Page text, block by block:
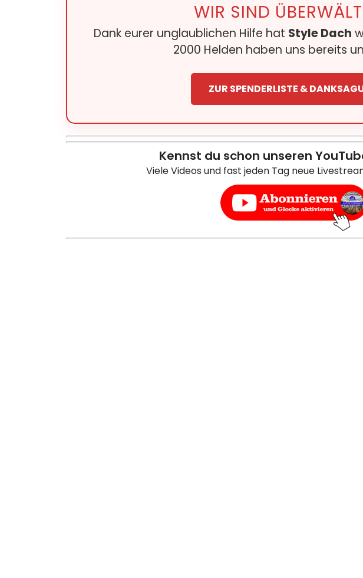
WIR SIND
Dank eurer unglaublichen Hilfe hat Style Dach
2000 Helden haben uns bereits
ZUR SPENDERLISTE &
Kennst du schon unseren
Viele Videos und fast jeden Tag neue